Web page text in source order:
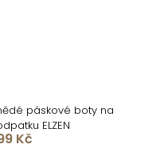
páskové boty na
ELZEN
Kč